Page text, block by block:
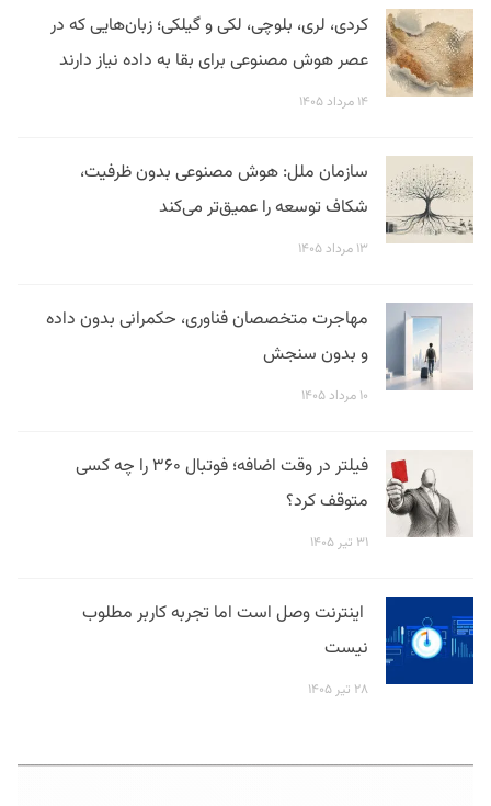
کردی، لری، بلوچی، لکی و گیلکی؛ زبان‌هایی که در
عصر هوش مصنوعی برای بقا به داده نیاز دارند
۱۴ مرداد ۱۴۰۵
سازمان ملل: هوش مصنوعی بدون ظرفیت،
شکاف توسعه را عمیق‌تر می‌کند
۱۳ مرداد ۱۴۰۵
مهاجرت متخصصان فناوری، حکمرانی بدون داده
و بدون سنجش
۱۰ مرداد ۱۴۰۵
فیلتر در وقت اضافه؛ فوتبال ۳۶۰ را چه کسی
متوقف کرد؟
۳۱ تیر ۱۴۰۵
اینترنت وصل است اما تجربه کاربر مطلوب
نیست
۲۸ تیر ۱۴۰۵